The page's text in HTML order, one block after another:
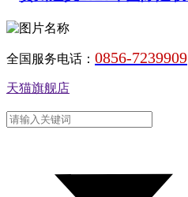
全国服务电话： 0856-7239909
天猫旗舰店